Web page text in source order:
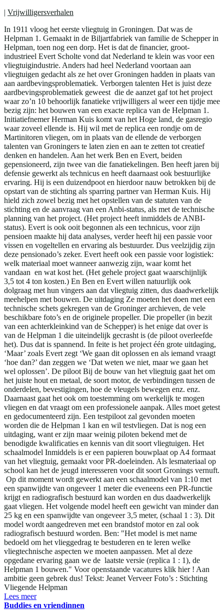
| Vrijwilligersverhalen
In 1911 vloog het eerste vliegtuig in Groningen. Dat was de
Helpman 1. Gemaakt in de Biljartfabriek van familie de Schepper in
Helpman, toen nog een dorp. Het is dat de financier, groot-
industrieel Evert Scholte vond dat Nederland te klein was voor een
vliegtuigindustrie. Anders had heel Nederland voortaan aan
vliegtuigen gedacht als ze het over Groningen hadden in plaats van
aan aardbevingsproblematiek. Verborgen talenten Het is juist deze
aardbevingsproblematiek geweest die de aanzet gaf tot het project
waar zo’n 10 behoorlijk fanatieke vrijwilligers al weer een tijdje mee
bezig zijn: het bouwen van een exacte replica van de Helpman 1.
Initiatiefnemer Herman Kuis komt van het Hoge land, de gasregio
waar zoveel ellende is. Hij wil met de replica een rondje om de
Martinitoren vliegen, om in plaats van de ellende de verborgen
talenten van Groningers te laten zien en aan te zetten tot creatief
denken en handelen. Aan het werk Ben en Evert, beiden
gepensioneerd, zijn twee van die fanatiekelingen. Ben heeft jaren bij
defensie gewerkt als technicus en heeft daarnaast ook bestuurlijke
ervaring. Hij is een duizendpoot en hierdoor nauw betrokken bij de
opstart van de stichting als sparring partner van Herman Kuis. Hij
hield zich zowel bezig met het opstellen van de statuten van de
stichting en de aanvraag van een Anbi-status, als met de technische
planning van het project. (Het project heeft inmiddels de ANBI-
status). Evert is ook ooit begonnen als een technicus, voor zijn
pensioen maakte hij data analyses, verder heeft hij een passie voor
vissen en vogeltellen en ervaring als bestuurder. Dus veelzijdig zijn
deze pensionado’s zeker. Evert heeft ook een passie voor logistiek:
welk materiaal moet wanneer aanwezig zijn, waar komt het
vandaan en wat kost het. (Het gehele project gaat waarschijnlijk
3,5 tot 4 ton kosten.) En Ben en Evert willen natuurlijk ook
dolgraag met hun vingers aan dat vliegtuig zitten, dus daadwerkelijk
meehelpen met bouwen. De uitdaging Ze moeten het doen met een
technische schets gekregen van de Groninger archieven, de vele
beschikbare foto’s en de originele propeller. Die propeller (in bezit
van een achterkleinkind van de Schepper) is het enige dat over is
van de Helpman 1 die uiteindelijk gecrasht is (de piloot overleefde
het). Dus dat is spannend. In feite is het project één grote uitdaging,
‘Maar’ zoals Evert zegt ‘We gaan dit oplossen en als iemand vraagt
‘hoe dan?’ dan zeggen we ‘Dat weten we niet, maar we gaan het
wel oplossen’. De piloot Bij de bouw van het vliegtuig gaat het om
het juiste hout en metaal, de soort motor, de verbindingen tussen de
onderdelen, bevestigingen, hoe de vleugels bewegen enz. enz.
Daarnaast gaat het ook om toestemming om werkelijk te mogen
vliegen en dat vraagt om een professionele aanpak. Alles moet getest
en gedocumenteerd zijn. Een testpiloot zal gevonden moeten
worden die de Helpman 1 kan en wil testvliegen. Dat is nog een
uitdaging, want er zijn maar weinig piloten bekend met de
benodigde kwalificaties en kennis van dit soort vliegtuigen. Het
schaalmodel Inmiddels is er een papieren bouwplaat op A4 formaat
van het vliegtuig, gemaakt voor PR-doeleinden. Als lesmateriaal op
school kan het de jeugd interesseren voor dit soort Gronings vernuft.
Op dit moment wordt gewerkt aan een schaalmodel van 1:10 met
een spanwijdte van ongeveer 1 meter die eveneens een PR-functie
krijgt en radiografisch bestuurd kan worden en dus daadwerkelijk
gaat vliegen. Het volgende model heeft een gewicht van minder dan
25 kg en een spanwijdte van ongeveer 3,5 meter, (schaal 1 : 3). Dit
model wordt aangedreven met een brandstof motor en zal ook
radiografisch bestuurd worden. Ben: "Het model is met name
bedoeld om het vlieggedrag te bestuderen en te leren welke
vliegtechnische aspecten we moeten aanpassen. Met al deze
opgedane ervaring gaan we de laatste versie (replica 1 : 1), de
Helpman 1 bouwen." Voor openstaande vacatures klik hier ! Aan
ambitie geen gebrek dus! Tekst: Jeanet Verveer Foto’s : Stichting
Vliegende Helpman
Lees meer
Buddies en vriendinnen